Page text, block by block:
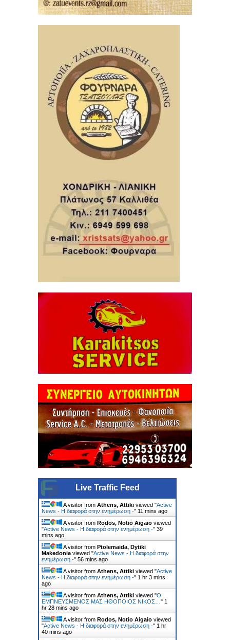
Live Traffic Feed
A visitor from Athens, Attiki viewed "Active
News - Η διαφορά στην ενημέρωση -" 11 mins ago
A visitor from Rodos, Notio Aigaio viewed
"Active News - Η διαφορά στην ενημέρωση -" 39
mins ago
A visitor from Ptolemaida, Dytiki
Makedonia viewed "Active News - Η διαφορά στην
ενημέρωση -" 56 mins ago
A visitor from Athens, Attiki viewed "Active
News - Η διαφορά στην ενημέρωση -" 1 hr 3 mins
ago
A visitor from Athens, Attiki viewed "Ο
ΕΜΠΝΕΥΣΜΕΝΟΣ ΜΑΣ ΗΘΟΠΟΙΟΣ ΝΙΚΟΣ… " 1
hr 28 mins ago
A visitor from Rodos, Notio Aigaio viewed
"Active News - Η διαφορά στην ενημέρωση -" 1 hr
40 mins ago